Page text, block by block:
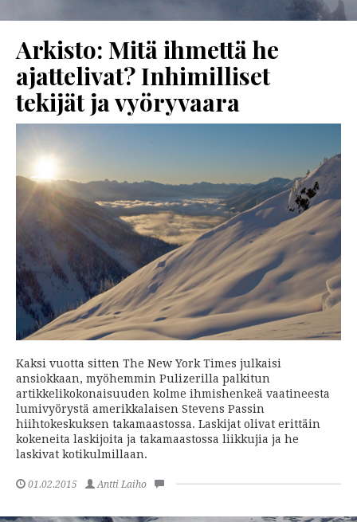
Arkisto: Mitä ihmettä he
ajattelivat? Inhimilliset
tekijät ja vyöryvaara
Kaksi vuotta sitten The New York Times julkaisi
ansiokkaan, myöhemmin Pulizerilla palkitun
artikkelikokonaisuuden kolme ihmishenkeä vaatineesta
lumivyörystä amerikkalaisen Stevens Passin
hiihtokeskuksen takamaastossa. Laskijat olivat erittäin
kokeneita laskijoita ja takamaastossa liikkujia ja he
laskivat kotikulmillaan.
01.02.2015 Antti Laiho